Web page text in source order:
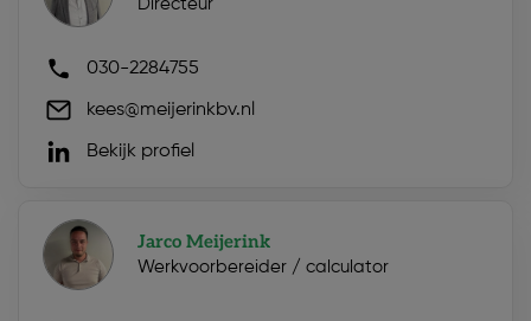
Directeur
030-2284755
kees@meijerinkbv.nl
Bekijk profiel
Jarco Meijerink
Werkvoorbereider / calculator